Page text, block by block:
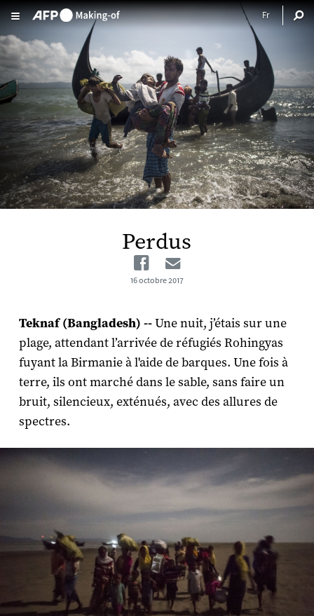
Aller au contenu principal
Perdus
Facebook
16 octobre 2017
Teknaf(Bangladesh) --Une nuit, j’étais sur une
plage, attendant l’arrivée de réfugiés Rohingyas
fuyant la Birmanie à l'aide de barques. Une fois à
terre, ils ont marché dans le sable, sans faire un
bruit, silencieux, exténués, avec des allures de
spectres.